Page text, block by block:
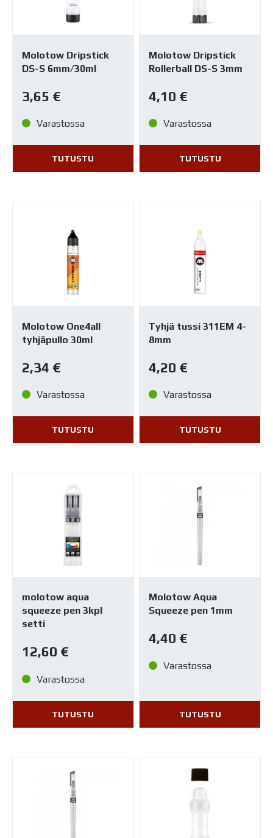
Molotow Dripstick
DS-S 6mm/30ml
3,65 €
Varastossa
TUTUSTU
Molotow Dripstick
Rollerball DS-S 3mm
4,10 €
Varastossa
TUTUSTU
Molotow One4all
tyhjäpullo 30ml
2,34 €
Varastossa
TUTUSTU
Tyhjä tussi 311EM 4-
8mm
4,20 €
Varastossa
TUTUSTU
molotow aqua
squeeze pen 3kpl
setti
12,60 €
Varastossa
TUTUSTU
Molotow Aqua
Squeeze pen 1mm
4,40 €
Varastossa
TUTUSTU